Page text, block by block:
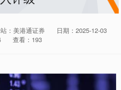
：美港通证券
日期：2025-12-03
查看：193